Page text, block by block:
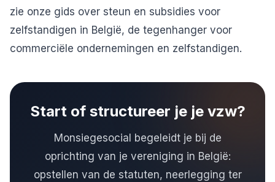
zie onze gids over steun en subsidies voor
zelfstandigen in België, de tegenhanger voor
commerciële ondernemingen en zelfstandigen.
Start of structureer je je vzw?
Monsiegesocial begeleidt je bij de
oprichting van je vereniging in België:
opstellen van de statuten, neerlegging ter